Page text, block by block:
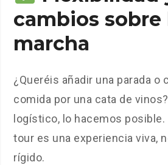
cambios sobre
marcha
¿Queréis añadir una parada o
comida por una cata de
logístico, lo hacemos posible.
tour es una experiencia viva,
rígido.